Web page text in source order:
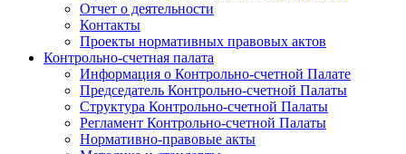
Отчет о деятельности
Контакты
Проекты нормативных правовых актов
Контрольно-счетная палата
Информация о Контрольно-счетной Палате
Председатель Контрольно-счетной Палаты
Структура Контрольно-счетной Палаты
Регламент Контрольно-счетной Палаты
Нормативно-правовые акты